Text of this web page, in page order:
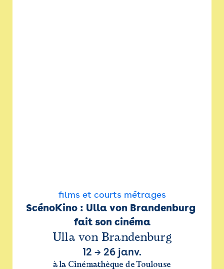
films et courts métrages
ScénoKino : Ulla von Brandenburg
fait son cinéma
Ulla von Brandenburg
12 → 26 janv.
à la Cinémathèque de Toulouse